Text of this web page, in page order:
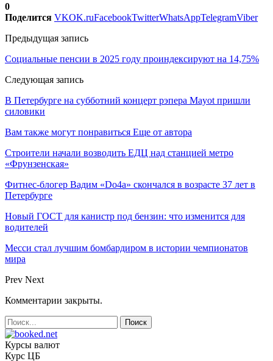
0
Поделится VKOK.ruFacebookTwitterWhatsAppTelegramViber
Предыдущая запись
Социальные пенсии в 2025 году проиндексируют на 14,75%
Следующая запись
В Петербурге на субботний концерт рэпера Mayot пришли
силовики
Вам также могут понравиться Еще от автора
Строители начали возводить ЕДЦ над станцией метро
«Фрунзенская»
Фитнес-блогер Вадим «Do4a» скончался в возрасте 37 лет в
Петербурге
Новый ГОСТ для канистр под бензин: что изменится для
водителей
Месси стал лучшим бомбардиром в истории чемпионатов
мира
Prev Next
Комментарии закрыты.
Курсы валют
Курс ЦБ